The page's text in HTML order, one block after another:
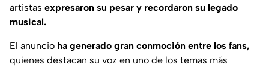
artistas expresaron su pesar y recordaron su legado
musical.
El anuncio ha generado gran conmoción entre los fans,
quienes destacan su voz en uno de los temas más